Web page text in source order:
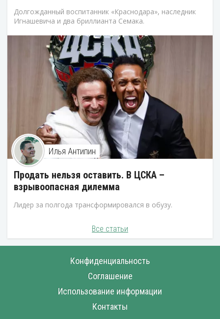
Долгожданный воспитанник «Краснодара», наследник
Игнашевича и два бриллианта Семака.
Илья Антипин
Продать нельзя оставить. В ЦСКА –
взрывоопасная дилемма
Лидер за полгода трансформировался в обузу.
Все статьи
Конфиденциальность
Соглашение
Использование информации
Контакты